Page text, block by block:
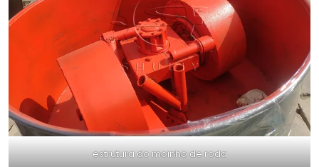
estrutura do moinho de roda